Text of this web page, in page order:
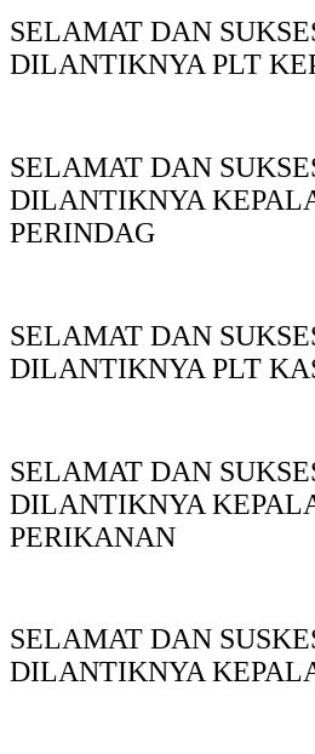
SELAMAT DAN
DILANTIKNYA PLT
SELAMAT DAN
DILANTIKNYA
PERINDAG
SELAMAT DAN
DILANTIKNYA PLT
SELAMAT DAN
DILANTIKNYA
PERIKANAN
SELAMAT DAN
DILANTIKNYA